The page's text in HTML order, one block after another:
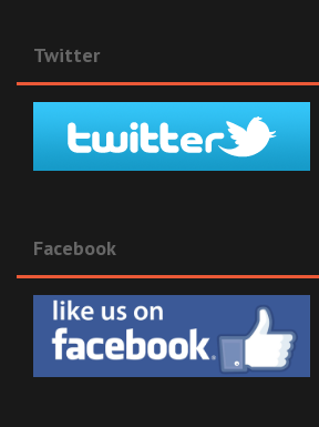
Twitter
Facebook